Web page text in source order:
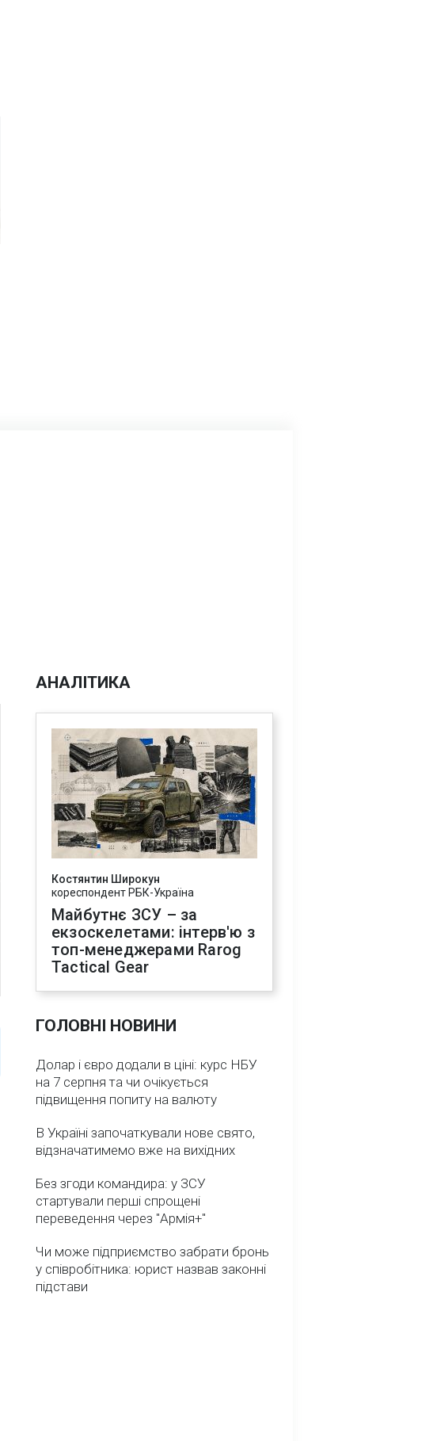
АНАЛІТИКА
Костянтин Широкун
кореспондент РБК-Україна
Майбутнє ЗСУ – за
екзоскелетами: інтерв'ю з
топ-менеджерами Rarog
Tactical Gear
ГОЛОВНІ НОВИНИ
Долар і євро додали в ціні: курс НБУ
на 7 серпня та чи очікується
підвищення попиту на валюту
В Україні започаткували нове свято,
відзначатимемо вже на вихідних
Без згоди командира: у ЗСУ
стартували перші спрощені
переведення через "Армія+"
Чи може підприємство забрати бронь
у співробітника: юрист назвав законні
підстави